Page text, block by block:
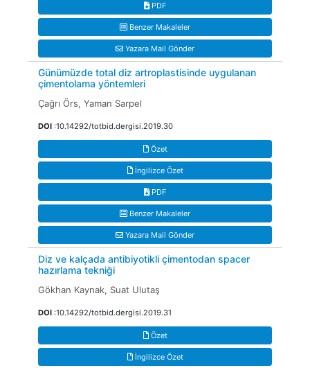
PDF
Benzer Makaleler
Yazara Mail Gönder
Günümüzde total diz artroplastisinde uygulanan
çimentolama yöntemleri
Çağrı Örs, Yaman Sarpel
DOI :10.14292/totbid.dergisi.2019.30
Özet
İngilizce Özet
PDF
Benzer Makaleler
Yazara Mail Gönder
Diz ve kalçada antibiyotikli çimentodan spacer
hazırlama tekniği
Gökhan Kaynak, Suat Ulutaş
DOI :10.14292/totbid.dergisi.2019.31
Özet
İngilizce Özet